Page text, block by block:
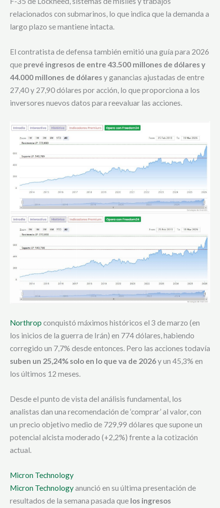
relacionados con submarinos, lo que indica que la demanda a
largo plazo se mantiene intacta.
El contratista de defensa también emitió una guía para 2026
que prevé ingresos de entre 43.500 millones de dólares y
44.000 millones de dólaresy ganancias ajustadas de entre
27,40 y 27,90 dólares por acción, lo que proporciona a los
inversores nuevos datos para reevaluar las acciones.
Northrop conquistó máximos históricos el 3 de marzo (en
los inicios de la guerra de Irán) en 774 dólares, habiendo
corregido un 7,7% desde entonces. Pero las acciones todavía
suben un 25,24% solo en lo que va de 2026y un 45,3% en
los últimos 12 meses.
Desde el punto de vista del análisis fundamental, los
analistas dan una recomendación de ‘comprar’ al valor, con
un precio objetivo medio de 729,99 dólares que supone un
potencial alcista moderado (+2,2%) frente a la cotización
actual.
Micron Technology
Micron Technologyanunció en su última presentación de
resultados de la semana pasada que los ingresos